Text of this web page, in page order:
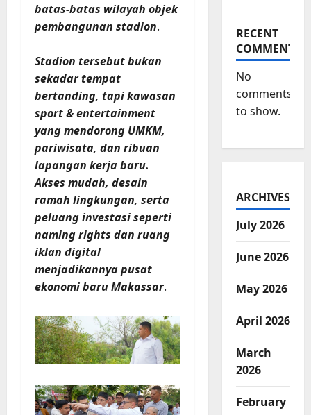
batas-batas wilayah objek
pembangunan stadion.
Stadion tersebut bukan
sekadar tempat
bertanding, tapi kawasan
sport & entertainment
yang mendorong UMKM,
pariwisata, dan ribuan
lapangan kerja baru.
Akses mudah, desain
ramah lingkungan, serta
peluang investasi seperti
naming rights dan ruang
iklan digital
menjadikannya pusat
ekonomi baru Makassar.
RECENT
COMMENTS
No
comments
to show.
ARCHIVES
July 2026
June 2026
May 2026
April 2026
March
2026
February